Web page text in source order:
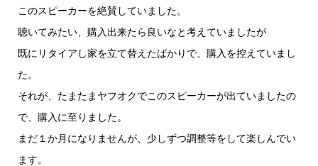
このスピーカーを絶賛していました。
聴いてみたい、購入出来たら良いなと考えていましたが
既にリタイアし家を立て替えたばかりで、購入を控えていまし
た。
それが、たまたまヤフオクでこのスピーカーが出ていましたの
で、 購入に至りました。
まだ１か月になりませんが、少しずつ調整等をして楽しんでい
ます。